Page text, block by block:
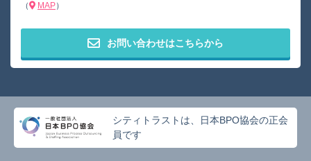
（
MAP）
お問い合わせはこちらから
シティトラストは、日本BPO協会の正会
員です